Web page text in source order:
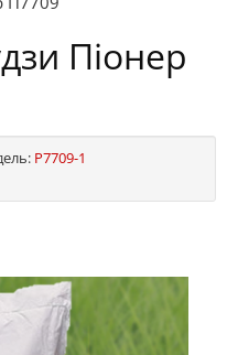
Піонер
P7709-1